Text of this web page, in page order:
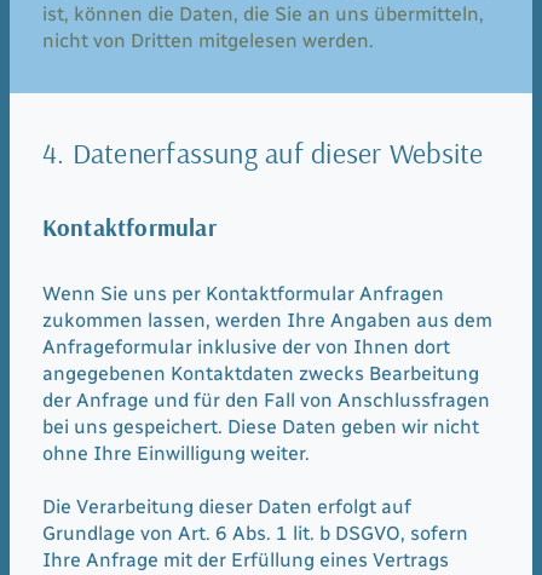
ist, können die Daten, die Sie an uns übermitteln,
nicht von Dritten mitgelesen werden.
4. Datenerfassung auf dieser Website
Kontaktformular
Wenn Sie uns per Kontaktformular Anfragen
zukommen lassen, werden Ihre Angaben aus dem
Anfrageformular inklusive der von Ihnen dort
angegebenen Kontaktdaten zwecks Bearbeitung
der Anfrage und für den Fall von Anschlussfragen
bei uns gespeichert. Diese Daten geben wir nicht
ohne Ihre Einwilligung weiter.
Die Verarbeitung dieser Daten erfolgt auf
Grundlage von Art. 6 Abs. 1 lit. b DSGVO, sofern
Ihre Anfrage mit der Erfüllung eines Vertrags